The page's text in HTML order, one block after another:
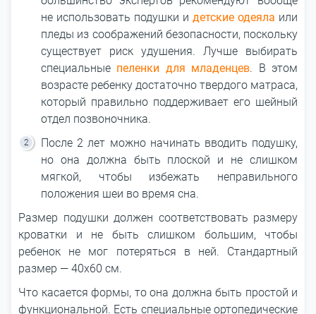
не использовать подушки и детские одеяла или
пледы из соображений безопасности, поскольку
существует риск удушения. Лучше выбирать
специальные пеленки для младенцев. В этом
возрасте ребенку достаточно твердого матраса,
который правильно поддерживает его шейный
отдел позвоночника.
После 2 лет можно начинать вводить подушку,
но она должна быть плоской и не слишком
мягкой, чтобы избежать неправильного
положения шеи во время сна.
Размер подушки должен соответствовать размеру
кроватки и не быть слишком большим, чтобы
ребенок не мог потеряться в ней. Стандартный
размер ― 40x60 см.
Что касается формы, то она должна быть простой и
функциональной. Есть специальные ортопедические